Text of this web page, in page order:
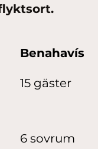
Benahavís
15 gäster
6 sovrum